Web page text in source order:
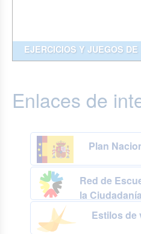
EJERCICIOS Y JUEGOS
Enlaces de
Plan
Red de
la Ciudadanía
Estilos de